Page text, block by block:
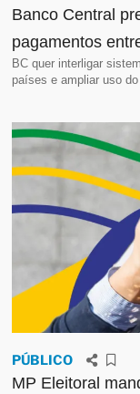
Banco Central
pagamentos
BC quer interligar
países e ampliar uso
PÚBLICO
MP Eleitoral